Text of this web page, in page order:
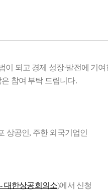
되고 경제 성장·발전에 기
참여 부탁 드립니다.
상공인, 주한 외국기업인
대한상공회의소)에서 신청